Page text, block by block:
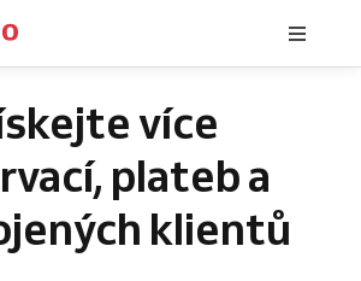
více
plateb a
klientů